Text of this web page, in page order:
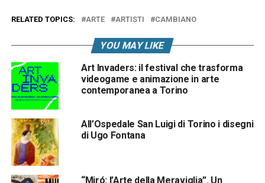
RELATED TOPICS: ARTE ARTISTI CAMBIANO
YOU MAY LIKE
Art Invaders: il festival che trasforma
videogame e animazione in arte
contemporanea a Torino
All’Ospedale San Luigi di Torino i disegni
di Ugo Fontana
“Miró: l’Arte della Meraviglia”. Un